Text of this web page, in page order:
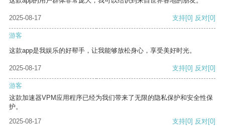
2025-08-17 支持[0] 反对[0]
游客
这款app是我娱乐的好帮手，让我能够放松身心，享受美好时光。
2025-08-17 支持[0] 反对[0]
游客
这款加速器VPM应用程序已经为我们带来了无限的隐私保护和安全性保
护。
2025-08-17
支持[0] 反对[0]